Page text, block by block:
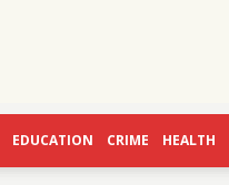
EDUCATION CRIME HEALTH